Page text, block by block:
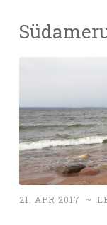
21. APR 2017 ~